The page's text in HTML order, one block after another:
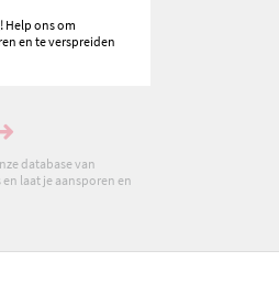
Help ons om
en te verspreiden
database van
laat je aansporen en